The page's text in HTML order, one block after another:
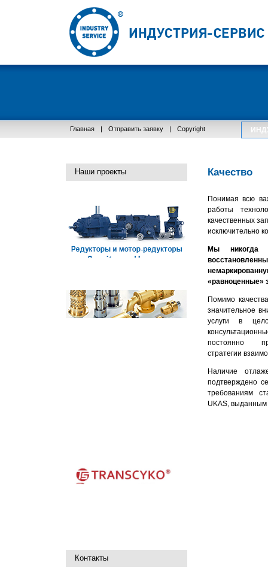
Главная | Отправить заявку | Copyright
Наши проекты
Контакты
Качество
Понимая всю
работы
качественных
исключительно
Мы никогда
«равноценные»
Помимо
значительное
услуги в
постоянно
стратегии
Наличие
подтверждено
требованиям
UKAS, выданным